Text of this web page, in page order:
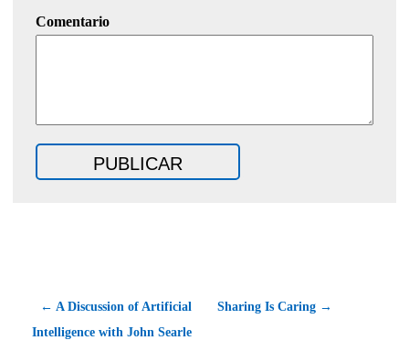
Comentario
← A Discussion of Artificial
Intelligence with John Searle
Sharing Is Caring →